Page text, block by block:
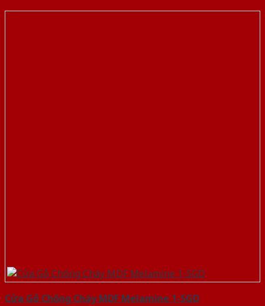
Cửa Gỗ Chống Cháy MDF Melamine 1-SGD